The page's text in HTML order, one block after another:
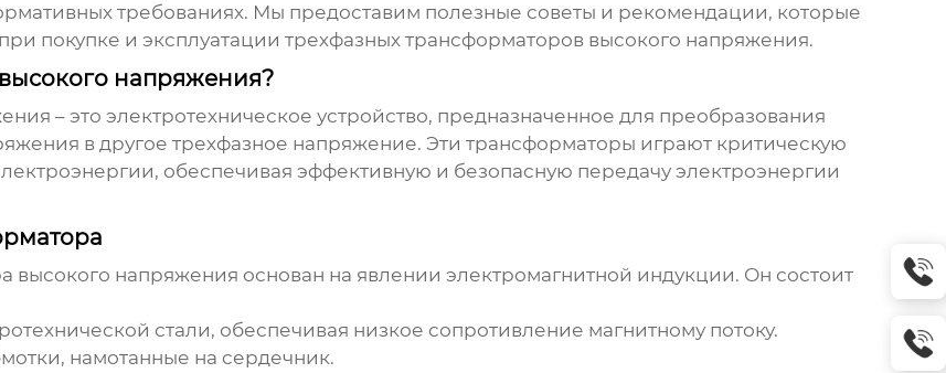
требованиях. Мы предоставим полезные советы и рекомендации, которые
покупке и эксплуатации трехфазных трансформаторов высокого напряжения.
напряжения?
– это электротехническое устройство, предназначенное для преобразования
в другое трехфазное напряжение. Эти трансформаторы играют критическую
обеспечивая эффективную и безопасную передачу электроэнергии
высокого напряжения основан на явлении электромагнитной индукции. Он состоит
стали, обеспечивая низкое сопротивление магнитному потоку.
намотанные на сердечник.